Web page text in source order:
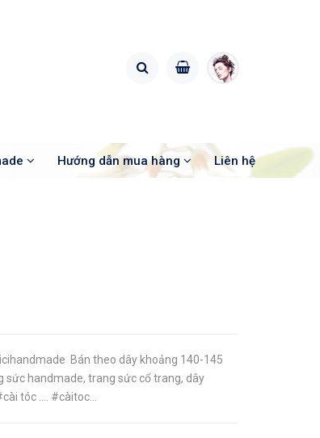
Hướng dẫn mua hàng Liên hệ
Bán theo dây khoảng 140-145
sức handmade, trang sức cổ trang, dây
tóc .... #càitoc...